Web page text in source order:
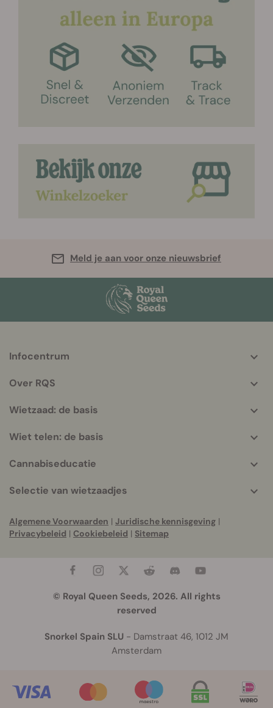
Meld je aan voor onze nieuwsbrief
info
Infocentrum
Over RQS
Wietzaad: de basis
Wiet telen: de basis
Cannabiseducatie
Selectie van wietzaadjes
Algemene Voorwaarden | Juridische kennisgeving |
Privacybeleid | Cookiebeleid | Sitemap
© Royal Queen Seeds, 2026. All rights
reserved
Snorkel Spain SLU - Damstraat 46, 1012 JM
Amsterdam